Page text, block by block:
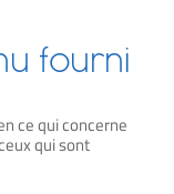
fourni
ce qui concerne
qui sont